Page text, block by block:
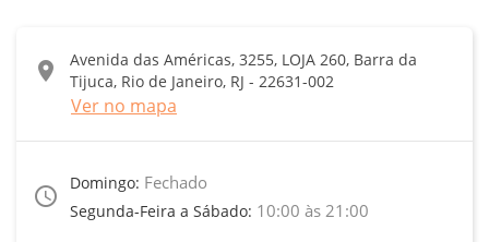
location_on
Avenida das Américas, 3255, LOJA 260, Barra da
Tijuca, Rio de Janeiro, RJ - 22631-002
Ver no mapa
access_time
Domingo: Fechado
Segunda-Feira a Sábado: 10:00 às 21:00